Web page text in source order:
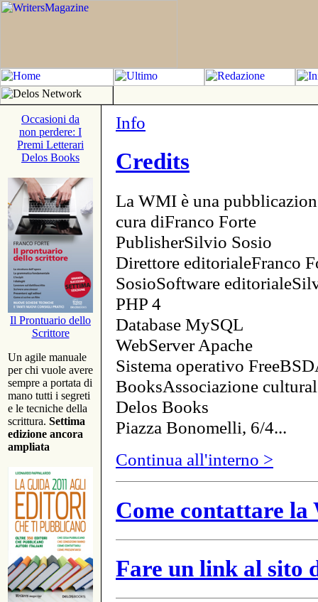
Occasioni da
non perdere: I
Premi Letterari
Delos Books
Il Prontuario dello
Scrittore
Un agile manuale
per chi vuole avere
sempre a portata di
mano tutti i segreti
e le tecniche della
scrittura. Settima
edizione ancora
ampliata
Info
Credits
La WMI è una
cura diFranco Forte
PublisherSilvio Sosio
Direttore editorialeFranco
SosioSoftware
PHP 4
Database MySQL
WebServer Apache
Sistema operativo
BooksAssociazione
Delos Books
Piazza Bonomelli, 6/4...
Continua all'interno >
Come contattare
Fare un link al sito